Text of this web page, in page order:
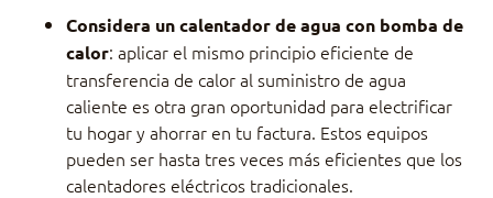
Considera un calentador de agua con bomba de
calor: aplicar el mismo principio eficiente de
transferencia de calor al suministro de agua
caliente es otra gran oportunidad para electrificar
tu hogar y ahorrar en tu factura. Estos equipos
pueden ser hasta tres veces más eficientes que los
calentadores eléctricos tradicionales.